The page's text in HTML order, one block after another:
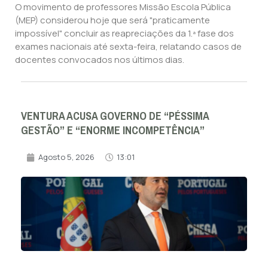
O movimento de professores Missão Escola Pública
(MEP) considerou hoje que será "praticamente
impossível" concluir as reapreciações da 1.ª fase dos
exames nacionais até sexta-feira, relatando casos de
docentes convocados nos últimos dias.
VENTURA ACUSA GOVERNO DE “PÉSSIMA
GESTÃO” E “ENORME INCOMPETÊNCIA”
Agosto 5, 2026 13:01